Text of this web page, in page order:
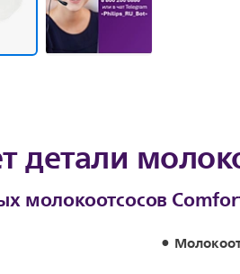
детали
молокоотсосов